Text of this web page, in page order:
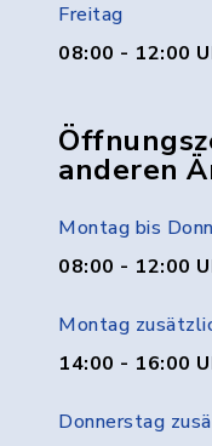
Freitag
08:00 - 12:00
anderen
Montag bis
08:00 - 12:00
Montag
14:00 - 16:00
Donnerstag